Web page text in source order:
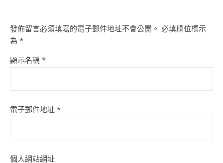
發佈留言必須填寫的電子郵件地址不會公開。 必填欄位標示
為 *
顯示名稱 *
電子郵件地址 *
個人網站網址